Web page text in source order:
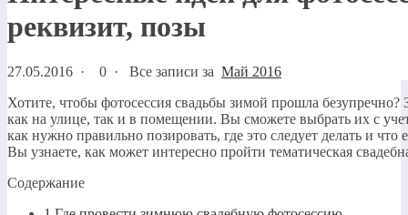
реквизит, позы
27.05.2016 · 0 · Все записи за Май 2016
Хотите, чтобы фотосессия свадьбы зимой прошла
как на улице, так и в помещении. Вы сможете выбрать их с
как нужно правильно позировать, где это следует делать и
Вы узнаете, как может интересно пройти тематическая
Содержание